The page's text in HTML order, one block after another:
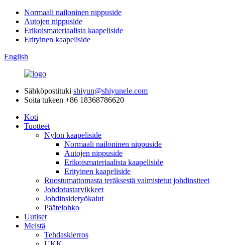
Normaali nailoninen nippuside
Autojen nippuside
Erikoismateriaalista kaapeliside
Erityinen kaapeliside
English
Sähköpostituki shiyun@shiyunele.com
Soita tukeen +86 18368786620
Koti
Tuotteet
Nylon kaapeliside
Normaali nailoninen nippuside
Autojen nippuside
Erikoismateriaalista kaapeliside
Erityinen kaapeliside
Ruostumattomasta teräksestä valmistetut johdinsiteet
Johdotustarvikkeet
Johdinsidetyökalut
Päätelohko
Uutiset
Meistä
Tehdaskierros